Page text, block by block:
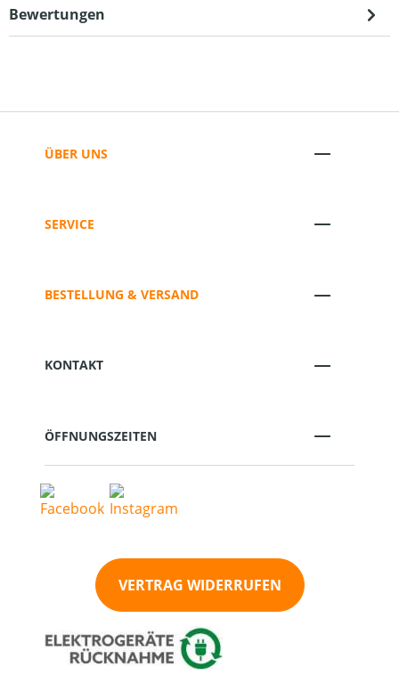
Bewertungen
ÜBER UNS
SERVICE
BESTELLUNG & VERSAND
KONTAKT
ÖFFNUNGSZEITEN
VERTRAG WIDERRUFEN